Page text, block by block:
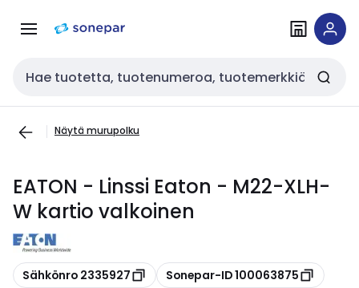
navigointiinsisältöön
Haku
Näytä murupolku
EATON - Linssi Eaton - M22-XLH-
W kartio valkoinen
Kopioi
Sähkönro 2335927 Kopioi
Sonepar-ID 100063875